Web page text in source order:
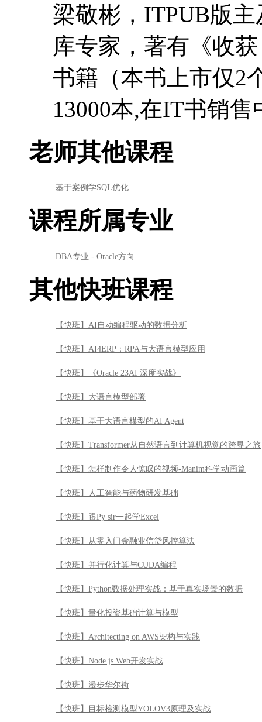
梁敬彬，ITPUB版
库专家，著有《收
书籍（本书上市仅2
13000本,在IT书销
老师其他课程
基于案例学SQL优化
课程所属专业
DBA专业 - Oracle方向
其他快班课程
【快班】AI自动编程驱动的数据分析
【快班】AI4ERP：RPA与大语言模型应用
【快班】《Oracle 23AI 深度实战》
【快班】大语言模型部署
【快班】基于大语言模型的AI Agent
【快班】Transformer从自然语言到计算机视觉的跨界之旅
【快班】怎样制作令人惊叹的视频-Manim科学动画篇
【快班】人工智能与药物研发基础
【快班】跟Py sir一起学Excel
【快班】从零入门金融业信贷风控算法
【快班】并行化计算与CUDA编程
【快班】Python数据处理实战：基于真实场景的数据
【快班】量化投资基础计算与模型
【快班】Architecting on AWS架构与实践
【快班】Node.js Web开发实战
【快班】漫步华尔街
【快班】目标检测模型YOLOV3原理及实战